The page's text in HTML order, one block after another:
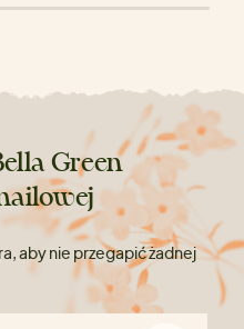
Green
aby nie przegapić żadnej